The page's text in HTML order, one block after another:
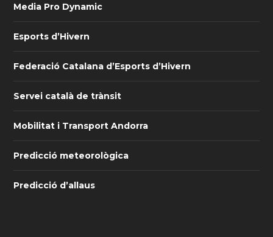
Media Pro Dynamic
Esports d’Hivern
Federació Catalana d’Esports d’Hivern
Servei català de trànsit
Mobilitat i Transport Andorra
Predicció meteorològica
Predicció d’allaus